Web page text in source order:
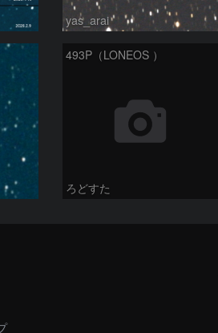
yas_arai
493P（LONEOS ）
ろどすた